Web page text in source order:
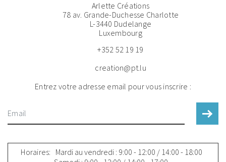
Arlette Créations
78 av. Grande-Duchesse Charlotte
L-3440 Dudelange
Luxembourg
+352 52 19 19
creation@pt.lu
Entrez votre adresse email pour vous inscrire :
Horaires: Mardi au vendredi : 9:00 - 12:00 / 14:00 - 18:00